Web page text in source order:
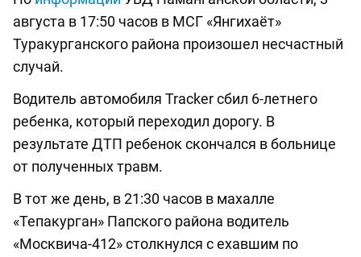
августа в 17:50 часов в МСГ «Янгихаёт»
Туракурганского района произошел несчастный
случай.
Водитель автомобиля Tracker сбил 6-летнего
ребенка, который переходил дорогу. В
результате ДТП ребенок скончался в больнице
от полученных травм.
В тот же день, в 21:30 часов в махалле
«Тепакурган» Папского района водитель
«Москвича-412» столкнулся с ехавшим по